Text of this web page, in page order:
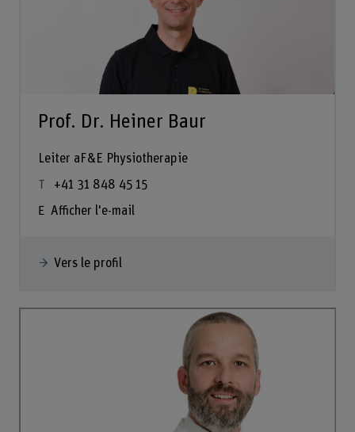
Prof. Dr. Heiner Baur
Leiter aF&E Physiotherapie
+41 31 848 45 15
Afficher l'e-mail
Vers le profil